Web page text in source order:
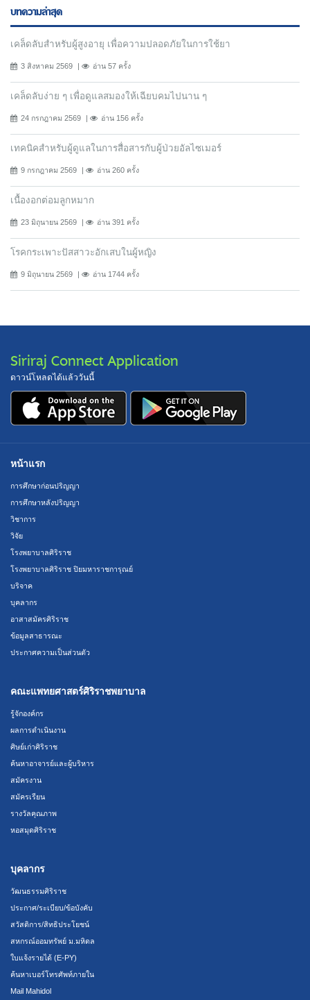
บทความล่าสุด
เคล็ดลับสำหรับผู้สูงอายุ เพื่อความปลอดภัยในการใช้ยา
3 สิงหาคม 2569 อ่าน 57 ครั้ง
เคล็ดลับง่าย ๆ เพื่อดูแลสมองให้เฉียบคมไปนาน ๆ
24 กรกฎาคม 2569 อ่าน 156 ครั้ง
เทคนิคสำหรับผู้ดูแลในการสื่อสารกับผู้ป่วยอัลไซเมอร์
9 กรกฎาคม 2569 อ่าน 260 ครั้ง
เนื้องอกต่อมลูกหมาก
23 มิถุนายน 2569 อ่าน 391 ครั้ง
โรคกระเพาะปัสสาวะอักเสบในผู้หญิง
9 มิถุนายน 2569 อ่าน 1744 ครั้ง
Siriraj Connect Application
ดาวน์โหลดได้แล้ววันนี้
หน้าแรก
การศึกษาก่อนปริญญา
การศึกษาหลังปริญญา
วิชาการ
วิจัย
โรงพยาบาลศิริราช
โรงพยาบาลศิริราช ปิยมหาราชการุณย์
บริจาค
บุคลากร
อาสาสมัครศิริราช
ข้อมูลสาธารณะ
ประกาศความเป็นส่วนตัว
คณะแพทยศาสตร์ศิริราชพยาบาล
รู้จักองค์กร
ผลการดำเนินงาน
ศิษย์เก่าศิริราช
ค้นหาอาจารย์และผู้บริหาร
สมัครงาน
สมัครเรียน
รางวัลคุณภาพ
หอสมุดศิริราช
บุคลากร
วัฒนธรรมศิริราช
ประกาศ/ระเบียบ/ข้อบังคับ
สวัสดิการ/สิทธิประโยชน์
สหกรณ์ออมทรัพย์ ม.มหิดล
ใบแจ้งรายได้ (E-PY)
ค้นหาเบอร์โทรศัพท์ภายใน
Mail Mahidol